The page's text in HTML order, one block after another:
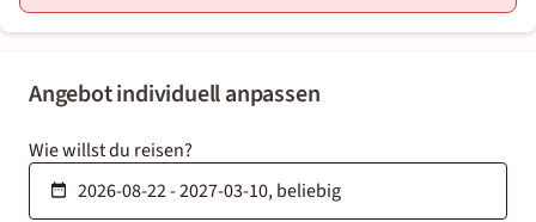
Angebot individuell anpassen
Wie willst du reisen?